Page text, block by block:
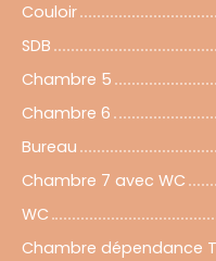
Couloir
SDB
Chambre 5
Chambre 6
Bureau
Chambre 7 avec WC
WC
Chambre dépendance